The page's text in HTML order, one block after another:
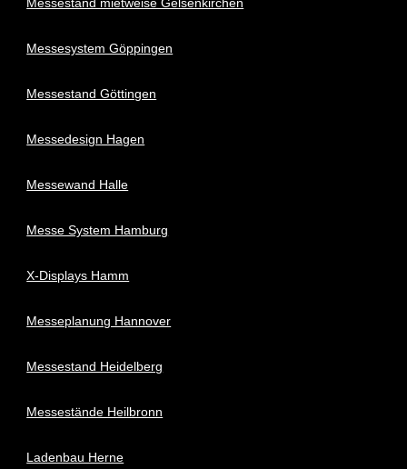
Messesystem Göppingen
Messestand Göttingen
Messedesign Hagen
Messewand Halle
Messe System Hamburg
X-Displays Hamm
Messeplanung Hannover
Messestand Heidelberg
Messestände Heilbronn
Ladenbau Herne